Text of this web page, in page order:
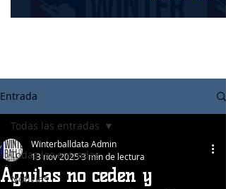
Entrada
Todas las entradas
Noticias
Todas las entradas
Águilas no ceden y
Winterballdata Admin
13 nov 20253 min de lectura